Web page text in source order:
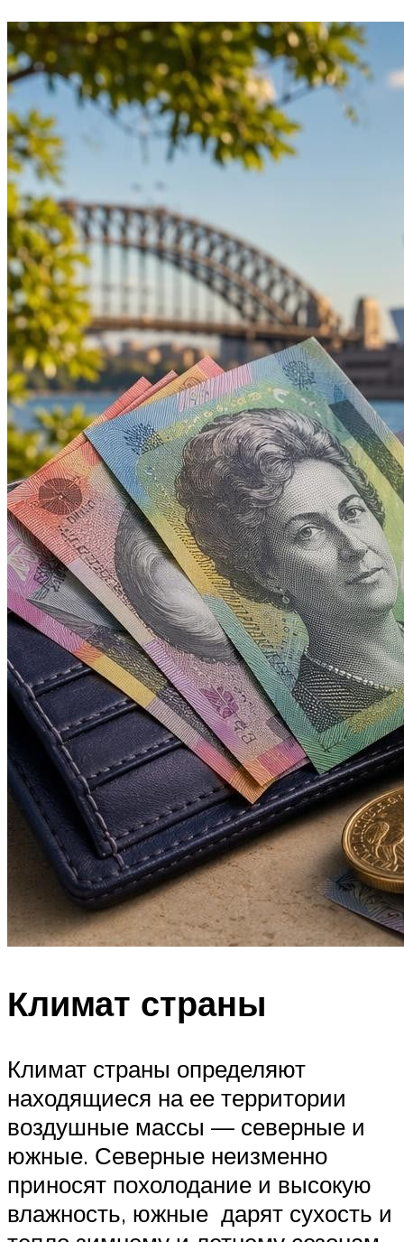
Климат страны
Климат страны определяют
находящиеся на ее территории
воздушные массы — северные и
южные. Северные неизменно
приносят похолодание и высокую
влажность, южные дарят сухость и